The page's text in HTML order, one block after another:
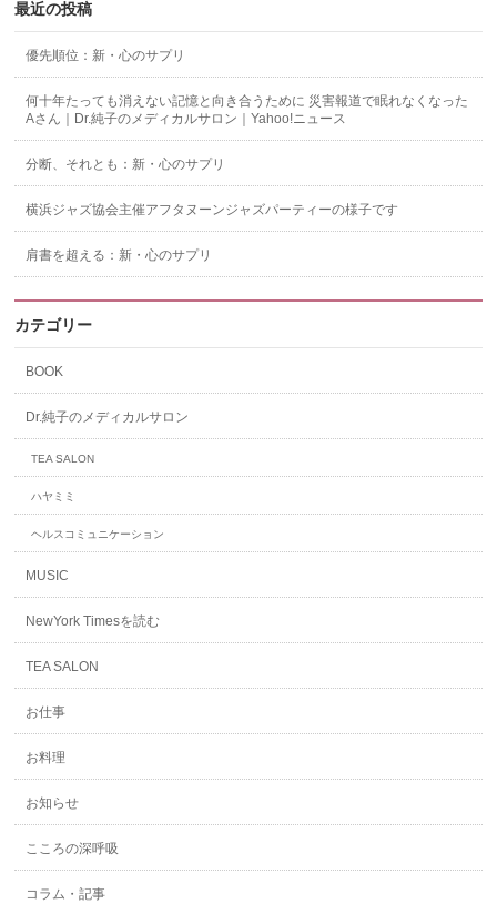
最近の投稿
優先順位：新・心のサプリ
何十年たっても消えない記憶と向き合うために 災害報道で眠れなくなった
Aさん｜Dr.純子のメディカルサロン｜Yahoo!ニュース
分断、それとも：新・心のサプリ
横浜ジャズ協会主催アフタヌーンジャズパーティーの様子です
肩書を超える：新・心のサプリ
カテゴリー
BOOK
Dr.純子のメディカルサロン
TEA SALON
ハヤミミ
ヘルスコミュニケーション
MUSIC
NewYork Timesを読む
TEA SALON
お仕事
お料理
お知らせ
こころの深呼吸
コラム・記事